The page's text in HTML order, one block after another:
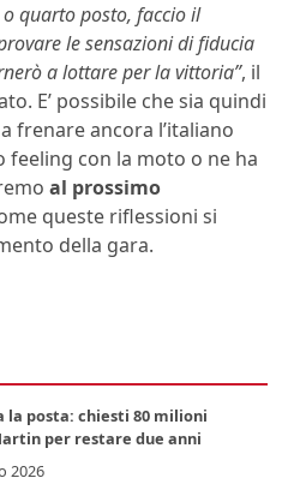
quarto posto, faccio il
le sensazioni di fiducia
a lottare per la vittoria”, il
E’ possibile che sia quindi
frenare ancora l’italiano
feeling con la moto o ne ha
al prossimo
queste riflessioni si
della gara.
la posta: chiesti 80 milioni
per restare due anni
2026